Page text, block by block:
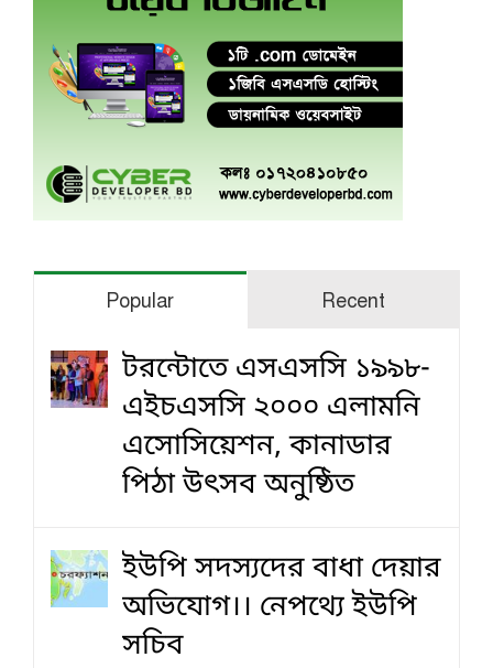
Popular Recent
টরন্টোতে এসএসসি ১৯৯৮-
এইচএসসি ২০০০ এলামনি
এসোসিয়েশন, কানাডার
পিঠা উৎসব অনুষ্ঠিত
ইউপি সদস্যদের বাধা দেয়ার
অভিযোগ।। নেপথ্যে ইউপি
সচিব